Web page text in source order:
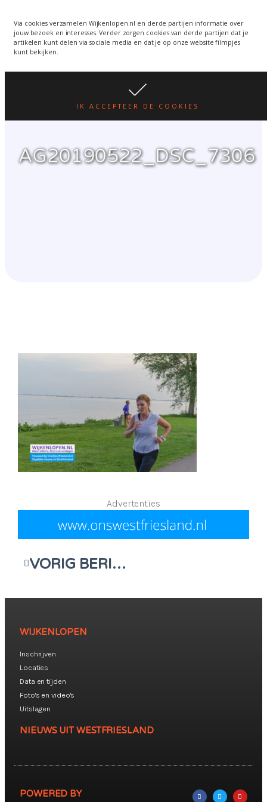
Via cookies verzamelen Wijkenlopen.nl en derde partijen informatie over
jouw bezoek en interesses. Verder zorgen cookies van derde partijen dat je
artikelen kunt delen via sociale media en dat je op onze website filmpjes
kunt bekijken.
IK ACCEPTEER DE COOKIES
wordt een week verplaatst
i.v.m. warmte. lees hier
WIJKENLOPEN.NL
AG20190522_DSC_7306
Advertenties
VORIG BERICHT
WIJKENLOPEN
Inschrijven
Locaties
Data en tijden
Foto's en video's
Uitslagen
NIEUWS UIT WESTFRIESLAND
POWERED BY